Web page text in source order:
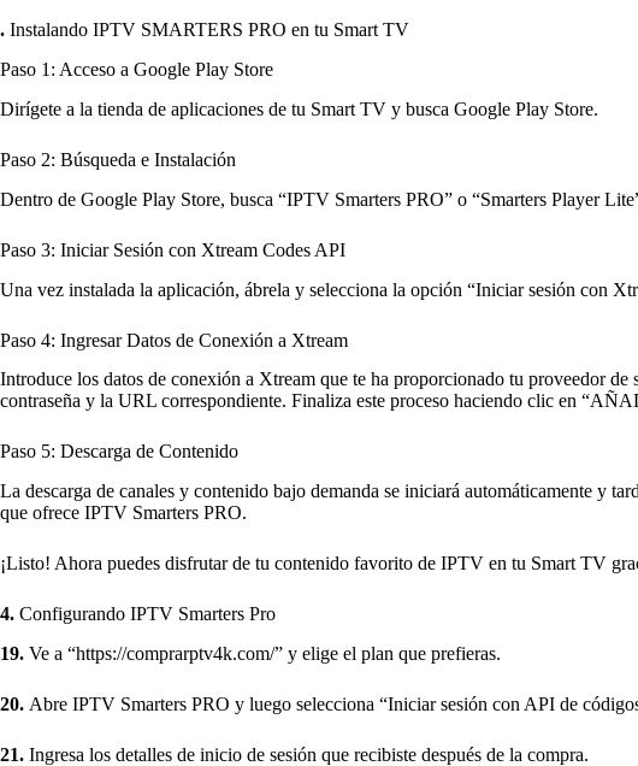
. Instalando IPTV SMARTERS PRO en tu Smart TV
Paso 1: Acceso a Google Play Store
Dirígete a la tienda de aplicaciones de tu Smart TV y busca Google Play Store.
Paso 2: Búsqueda e Instalación
Dentro de Google Play Store, busca “IPTV Smarters PRO” o “Smarters Player
Paso 3: Iniciar Sesión con Xtream Codes API
Una vez instalada la aplicación, ábrela y selecciona la opción “Iniciar sesión con
Paso 4: Ingresar Datos de Conexión a Xtream
Introduce los datos de conexión a Xtream que te ha proporcionado tu proveedor
contraseña y la URL correspondiente. Finaliza este proceso haciendo clic en
Paso 5: Descarga de Contenido
La descarga de canales y contenido bajo demanda se iniciará automáticamente y
que ofrece IPTV Smarters PRO.
¡Listo! Ahora puedes disfrutar de tu contenido favorito de IPTV en tu Smart TV
4. Configurando IPTV Smarters Pro
19. Ve a “https://comprarptv4k.com/” y elige el plan que prefieras.
20. Abre IPTV Smarters PRO y luego selecciona “Iniciar sesión con API de
21. Ingresa los detalles de inicio de sesión que recibiste después de la compra.